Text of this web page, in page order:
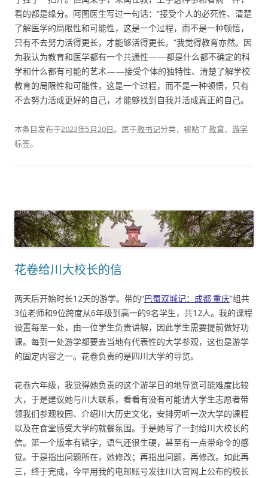
看的都是缘分。阿图医生写过一句话：“接受个人的必死性、清楚
了解医学的局限性和可能性，这是一个过程，而不是一种顿悟，
只有不去努力活得更长，才能够活得更长。”我觉得教育亦然。因
为我认为教育和医学都有一个共通性——都是什么都不确定的科
学和什么都有可能的艺术——接受个体的独特性、清楚了解学校
教育的局限性和可能性，这是一个过程，而不是一种顿悟，只有
不去努力活成更好的自己，才能够找到自我并活成真正的自己。
本条目发布于2023年5月20日。属于教书记分类，被贴了 教育、 游学
标签。
花卷给川大校长的信
两天后开始时长12天的游学。带的“巴蜀双城记：成都·重庆”组共
3位老师和9位跨度从6年级到高一的9名学生，共12人。我的课程
设置每至一处，由一位学生负责讲解，因此学生需要提前做好功
课。每到一处游学都要去当地有代表性的大学参观，这也是游学
的固定内容之一。花卷负责的是四川大学的导览。
花卷六年级，我觉得她负责的这个游学目的地导览可能难度比较
大，于是建议她与川大联系，看看有没有可能请大学生志愿者带
领我们参观校园、介绍川大历史文化，安排旁听一次大学的课程
以及在食堂感受大学的就餐氛围。于是她写了一封给川大校长的
信。第一个版本有错字，语气还很生硬，甚至有一点带命令的感
觉。于是指出问题所在，她修改；再指出问题，再修改。如此再
三，终于完成，今早用我的电邮账号发往川大官网上公布的校长